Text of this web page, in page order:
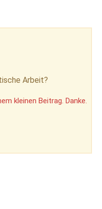
Arbeit?
kleinen Beitrag. Danke.